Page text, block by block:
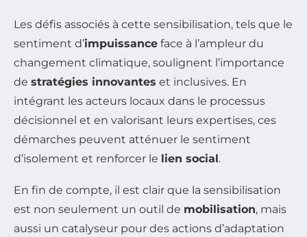
Les défis associés à cette sensibilisation, tels que le
sentiment d’impuissance face à l’ampleur du
changement climatique, soulignent l’importance
de stratégies innovantes et inclusives. En
intégrant les acteurs locaux dans le processus
décisionnel et en valorisant leurs expertises, ces
démarches peuvent atténuer le sentiment
d’isolement et renforcer le lien social.
En fin de compte, il est clair que la sensibilisation
est non seulement un outil de mobilisation, mais
aussi un catalyseur pour des actions d’adaptation